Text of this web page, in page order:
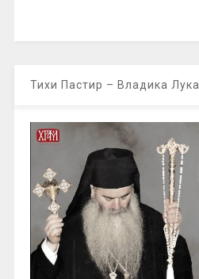
Тихи Пастир – Владика Лука